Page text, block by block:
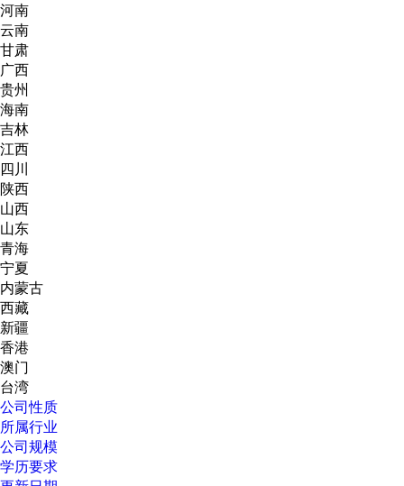
河南
云南
甘肃
广西
贵州
海南
吉林
江西
四川
陕西
山西
山东
青海
宁夏
内蒙古
西藏
新疆
香港
澳门
台湾
公司性质
所属行业
公司规模
学历要求